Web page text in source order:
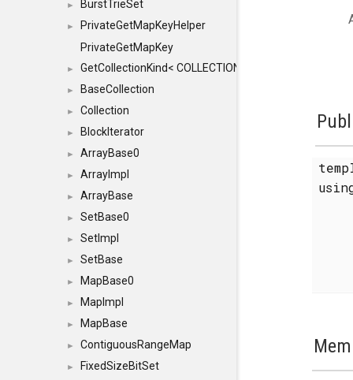
► BurstTrieSet
►
PrivateGetMapKeyHelper
PrivateGetMapKey
► GetCollectionKind< COLLECTION, typename
► BaseCollection
► Collection
► BlockIterator
► ArrayBase0
► ArrayImpl
► ArrayBase
► SetBase0
► SetImpl
► SetBase
► MapBase0
► MapImpl
► MapBase
► ContiguousRangeMap
► FixedSizeBitSet